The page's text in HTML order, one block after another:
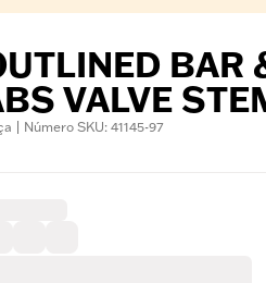
BAR
VALVE
| Número SKU: 41145-97